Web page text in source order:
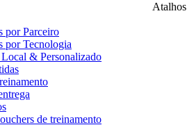
Atalhos
por Parceiro
por Tecnologia
& Personalizado
de treinamento